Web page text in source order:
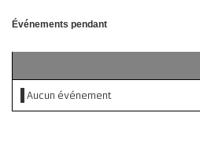
Événements pendant
Aucun événement